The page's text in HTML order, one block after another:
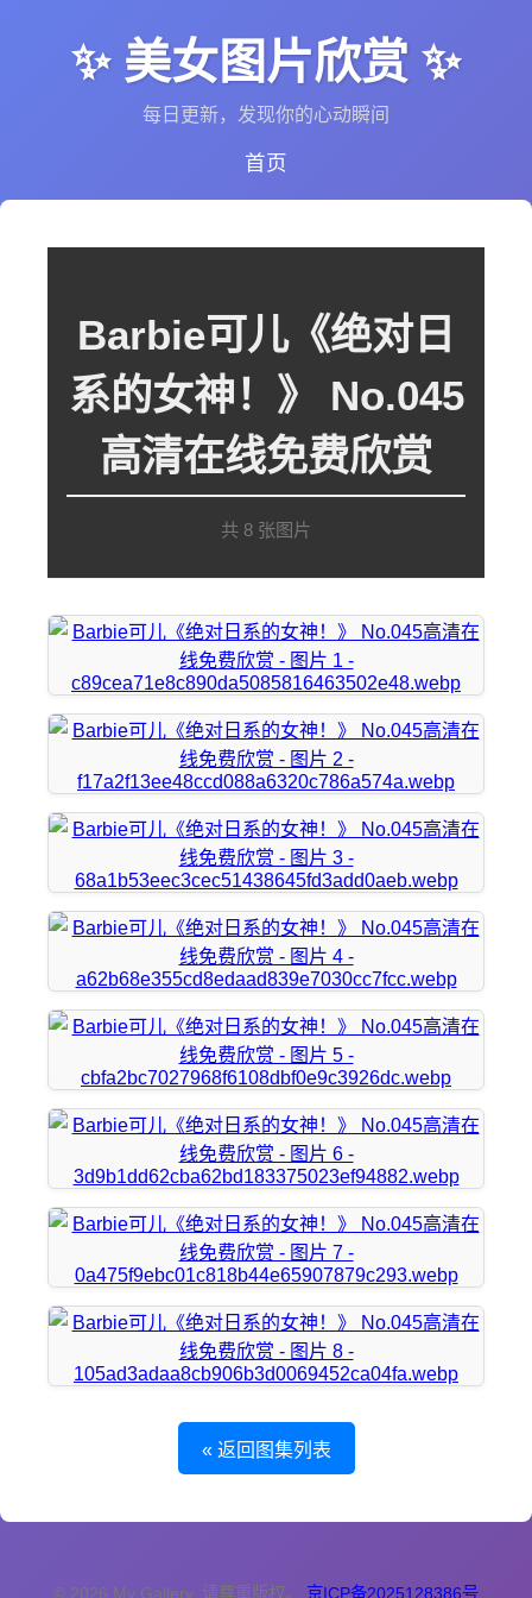
✨ 美女图片欣赏 ✨
每日更新，发现你的心动瞬间
首页
Barbie可儿《绝对日
系的女神！》 No.045
高清在线免费欣赏
共 8 张图片
« 返回图集列表
© 2026 My Gallery. 请尊重版权。 京ICP备2025128386号